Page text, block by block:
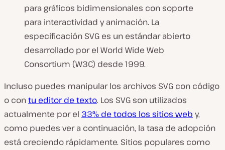
para gráficos bidimensionales con soporte
para interactividad y animación. La
especificación SVG es un estándar abierto
desarrollado por el World Wide Web
Consortium (W3C) desde 1999.
Incluso puedes manipular los archivos SVG con código
o contu editor de texto. Los SVG son utilizados
actualmente por el 33% de todos los sitios web y,
como puedes ver a continuación, la tasa de adopción
está creciendo rápidamente. Sitios populares como